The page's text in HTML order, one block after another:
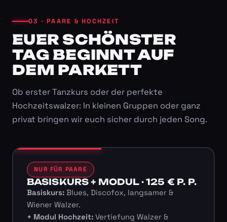
03 · PAARE & HOCHZEIT
EUER SCHÖNSTER
TAG BEGINNT AUF
DEM PARKETT
Ob erster Tanzkurs oder der perfekte
Hochzeitswalzer: In kleinen Gruppen oder ganz
privat bringen wir euch sicher durch jeden Song.
NUR FÜR PAARE
BASISKURS + MODUL · 125 € P. P.
Basiskurs:Blues, Discofox, langsamer &
Wiener Walzer.
+ Modul Hochzeit:Vertiefung Walzer &